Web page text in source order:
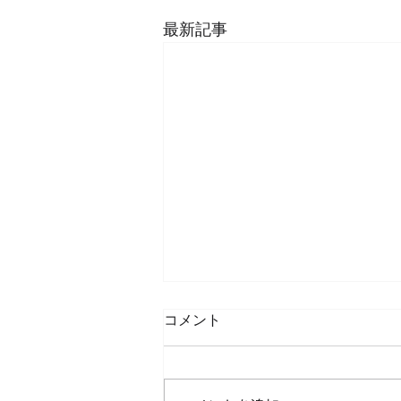
最新記事
コメント